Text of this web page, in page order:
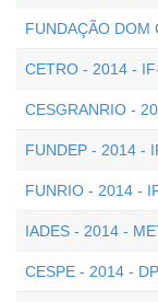
FUNDAÇÃO DOM
CETRO - 2014 -
CESGRANRIO -
FUNDEP - 2014 -
FUNRIO - 2014 -
IADES - 2014 -
CESPE - 2014 -